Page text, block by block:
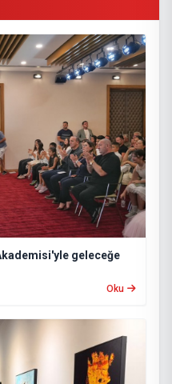
geleceğe
Oku